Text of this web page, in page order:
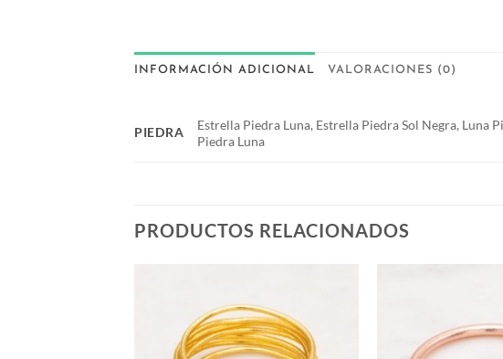
INFORMACIÓN ADICIONAL VALORACIONES (0)
PIEDRA
Estrella Piedra Luna, Estrella Piedra Sol Negra, Luna
Piedra Luna
PRODUCTOS RELACIONADOS